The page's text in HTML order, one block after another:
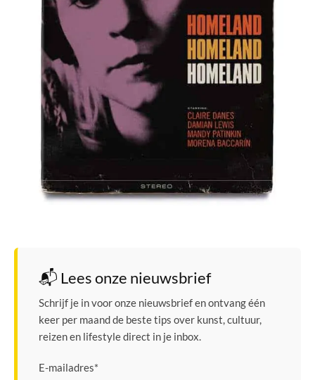
📬 Lees onze nieuwsbrief
Schrijf je in voor onze nieuwsbrief en ontvang één
keer per maand de beste tips over kunst, cultuur,
reizen en lifestyle direct in je inbox.
E-mailadres*